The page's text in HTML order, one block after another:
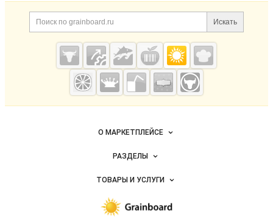
Дополнительная информация
Поиск по сайту и
Искать
Cсылки на полезные проекты
Grainboard.ru
— зерно и
мука
Важные разделы и контакты
Навигация по сайтуО МАРКЕТПЛЕЙСЕ
Новости Grainboard.ru
Размещение рекламы
Публичная оферта
Контактная информация
РАЗДЕЛЫ
Объявления
Новости рынка
ТОВАРЫ И УСЛУГИ